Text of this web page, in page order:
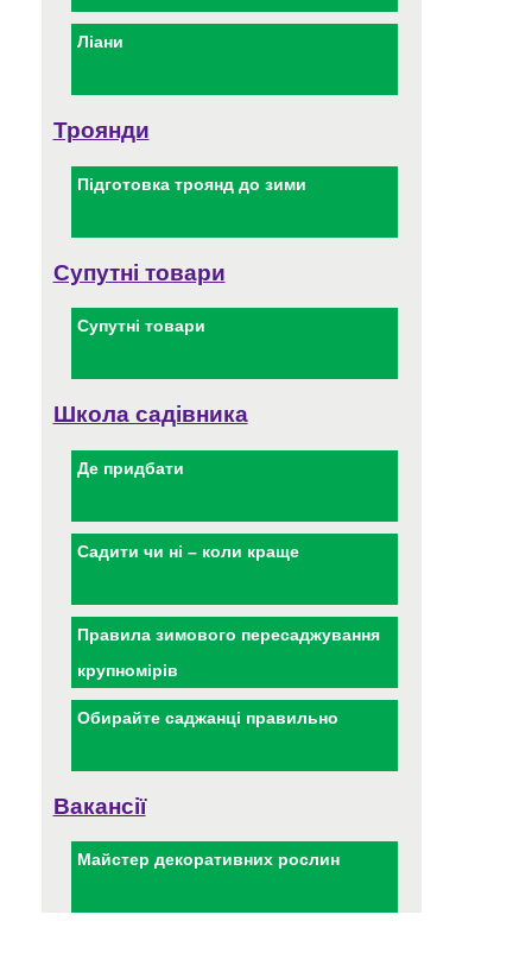
Ліани
Троянди
Підготовка троянд до зими
Супутні товари
Супутні товари
Школа садівника
Де придбати
Садити чи ні – коли краще
Правила зимового пересаджування
крупномірів
Обирайте саджанці правильно
Вакансії
Майстер декоративних рослин